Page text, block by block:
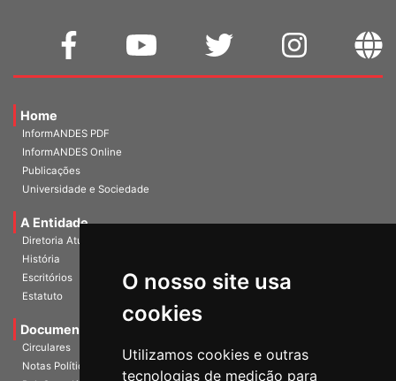
O nosso site usa
cookies
Utilizamos cookies e outras
tecnologias de medição para
Home
InformANDES PDF
InformANDES Online
Publicações
Universidade e Sociedade
A Entidade
Diretoria Atual
História
Escritórios
Estatuto
Documentos
Circulares
Notas Políticas